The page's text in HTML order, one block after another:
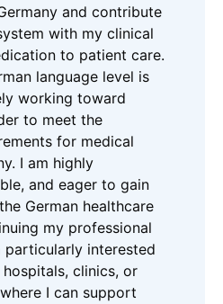
and contribute
with my clinical
to patient care.
language level is
working toward
to meet the
for medical
I am highly
and eager to gain
German healthcare
my professional
particularly interested
clinics, or
I can support